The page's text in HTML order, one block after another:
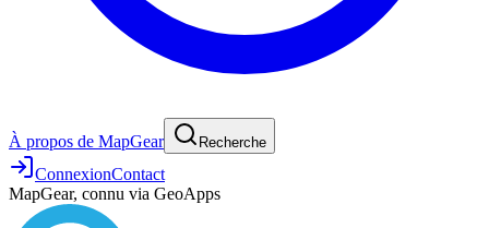
À propos de MapGear Recherche
ConnexionContact
MapGear, connu via GeoApps